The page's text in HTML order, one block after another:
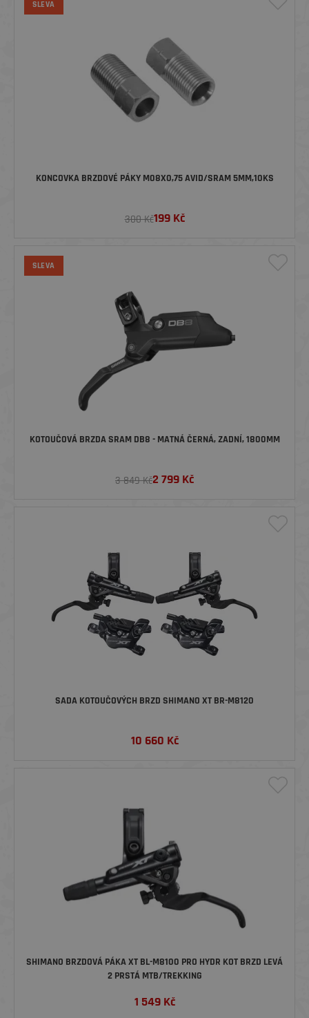
SLEVA
KONCOVKA BRZDOVÉ PÁKY M08X0,75 AVID/SRAM 5MM,10KS
300 Kč199Kč
SLEVA
KOTOUČOVÁ BRZDA SRAM DB8 - MATNÁ ČERNÁ, ZADNÍ, 1800MM
3 849 Kč2 799 Kč
SADA KOTOUČOVÝCH BRZD SHIMANO XT BR-M8120
10 660 Kč
SHIMANO BRZDOVÁ PÁKA XT BL-M8100 PRO HYDR KOT BRZD LEVÁ
2 PRSTÁ MTB/TREKKING
1 549Kč